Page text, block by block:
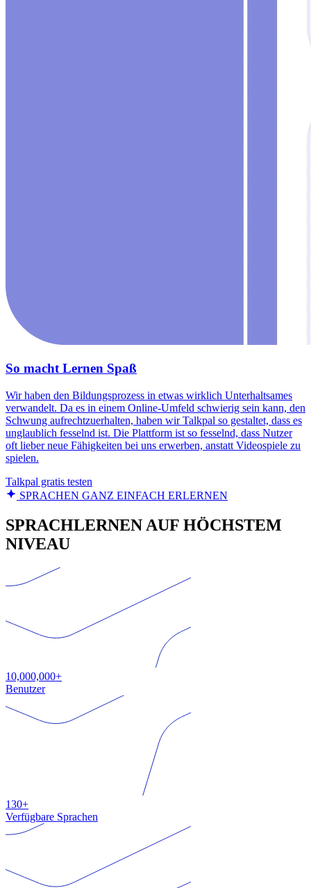
So macht Lernen Spaß
Wir haben den Bildungsprozess in etwas wirklich Unterhaltsames
verwandelt. Da es in einem Online-Umfeld schwierig sein kann, den
Schwung aufrechtzuerhalten, haben wir Talkpal so gestaltet, dass es
unglaublich fesselnd ist. Die Plattform ist so fesselnd, dass Nutzer
oft lieber neue Fähigkeiten bei uns erwerben, anstatt Videospiele zu
spielen.
Talkpal gratis testen
SPRACHEN GANZ EINFACH ERLERNEN
SPRACHLERNEN AUF HÖCHSTEM
NIVEAU
10,000,000+
Benutzer
130+
Verfügbare Sprachen